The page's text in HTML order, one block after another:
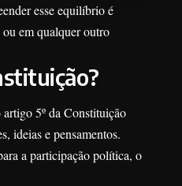
esse equilíbrio é
ou em qualquer outro
5º da Constituição
ideias e pensamentos.
a participação política, o